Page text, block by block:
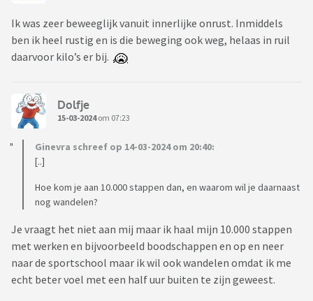
Ik was zeer beweeglijk vanuit innerlijke onrust. Inmiddels
ben ik heel rustig en is die beweging ook weg, helaas in ruil
daarvoor kilo’s er bij.
Dolfje
15-03-2024om 07:23
Ginevra schreef op 14-03-2024 om 20:40:
[..]
Hoe kom je aan 10.000 stappen dan, en waarom wil je daarnaast
nog wandelen?
Je vraagt het niet aan mij maar ik haal mijn 10.000 stappen
met werken en bijvoorbeeld boodschappen en op en neer
naar de sportschool maar ik wil ook wandelen omdat ik me
echt beter voel met een half uur buiten te zijn geweest.